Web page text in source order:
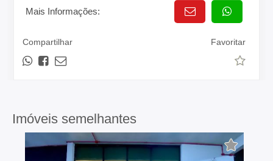
Mais Informações:
Compartilhar Favoritar
Imóveis semelhantes